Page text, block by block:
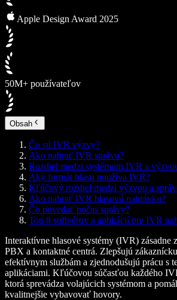
Apple Design Award 2025
50M+ používateľov
Obsah
Čo sú IVR výzvy?
Ako nahrať IVR správu?
Rozdiel medzi systémom IVR a
Aký formát hlasu používa IVR?
Kľúčový rozdiel medzi výzvou a
Ako nahrať IVR hlasovú nahrávku?
Čo povedať počas správy?
Top 8 softvérov a aplikácií pre IVR
Interaktívne hlasové systémy (IVR) zásadne
PBX a kontaktné centrá. Zlepšujú
efektívnym službám a zjednodušujú prácu s
aplikáciami. Kľúčovou súčasťou každého
ktorá sprevádza volajúcich systémom a
kvalitnejšie vybavovať hovory.